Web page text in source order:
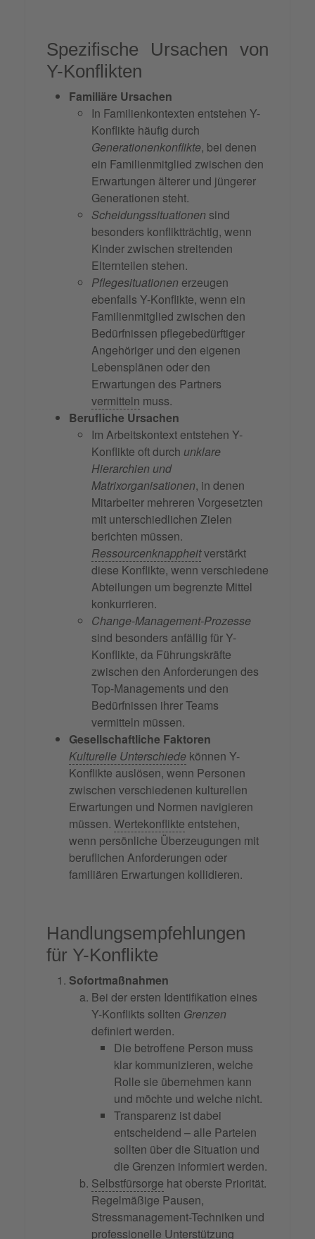
Spezifische Ursachen von
Y-Konflikten
Familiäre Ursachen
In Familienkontexten entstehen Y-
Konflikte häufig durch
Generationenkonflikte, bei denen
ein Familienmitglied zwischen den
Erwartungen älterer und jüngerer
Generationen steht.
Scheidungssituationen sind
besonders konfliktträchtig, wenn
Kinder zwischen streitenden
Elternteilen stehen.
Pflegesituationen erzeugen
ebenfalls Y-Konflikte, wenn ein
Familienmitglied zwischen den
Bedürfnissen pflegebedürftiger
Angehöriger und den eigenen
Lebensplänen oder den
Erwartungen des Partners
vermitteln muss.
Berufliche Ursachen
Im Arbeitskontext entstehen Y-
Konflikte oft durch unklare
Hierarchien und
Matrixorganisationen, in denen
Mitarbeiter mehreren Vorgesetzten
mit unterschiedlichen Zielen
berichten müssen.
Ressourcenknappheitverstärkt
diese Konflikte, wenn verschiedene
Abteilungen um begrenzte Mittel
konkurrieren.
Change-Management-Prozesse
sind besonders anfällig für Y-
Konflikte, da Führungskräfte
zwischen den Anforderungen des
Top-Managements und den
Bedürfnissen ihrer Teams
vermitteln müssen.
Gesellschaftliche Faktoren
Kulturelle Unterschiede können Y-
Konflikte auslösen, wenn Personen
zwischen verschiedenen kulturellen
Erwartungen und Normen navigieren
müssen. Wertekonflikte entstehen,
wenn persönliche Überzeugungen mit
beruflichen Anforderungen oder
familiären Erwartungen kollidieren.
Handlungsempfehlungen
für Y-Konflikte
Sofortmaßnahmen
Bei der ersten Identifikation eines
Y-Konflikts sollten Grenzen
definiert werden.
Die betroffene Person muss
klar kommunizieren, welche
Rolle sie übernehmen kann
und möchte und welche nicht.
Transparenz ist dabei
entscheidend – alle Parteien
sollten über die Situation und
die Grenzen informiert werden.
Selbstfürsorge hat oberste Priorität.
Regelmäßige Pausen,
Stressmanagement-Techniken und
professionelle Unterstützung